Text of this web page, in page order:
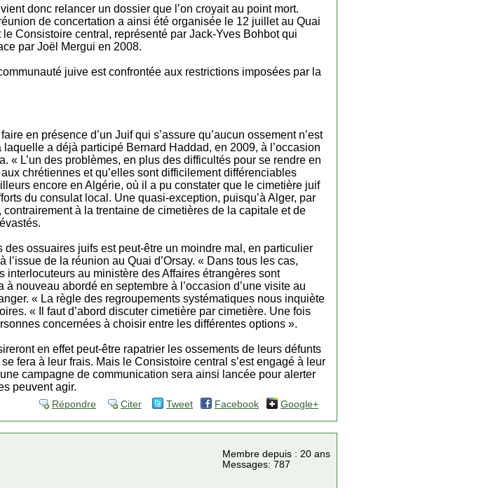
donc relancer un dossier que l’on croyait au point mort.
de concertation a ainsi été organisée le 12 juillet au Quai
Consistoire central, représenté par Jack-Yves Bohbot qui
par Joël Mergui en 2008.
juive est confrontée aux restrictions imposées par la
en présence d’un Juif qui s’assure qu’aucun ossement n’est
a déjà participé Bernard Haddad, en 2009, à l’occasion
« L’un des problèmes, en plus des difficultés pour se rendre en
chrétiennes et qu’elles sont difficilement différenciables
encore en Algérie, où il a pu constater que le cimetière juif
du consulat local. Une quasi-exception, puisqu’à Alger, par
à la trentaine de cimetières de la capitale et de
ossuaires juifs est peut-être un moindre mal, en particulier
de la réunion au Quai d’Orsay. « Dans tous les cas,
au ministère des Affaires étrangères sont
nouveau abordé en septembre à l’occasion d’une visite au
« La règle des regroupements systématiques nous inquiète
« Il faut d’abord discuter cimetière par cimetière. Une fois
concernées à choisir entre les différentes options ».
en effet peut-être rapatrier les ossements de leurs défunts
fera à leur frais. Mais le Consistoire central s’est engagé à leur
campagne de communication sera ainsi lancée pour alerter
peuvent agir.
Répondre Citer Tweet Facebook Google+
Membre depuis : 20 ans
Messages: 787